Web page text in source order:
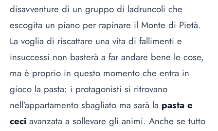
disavventure di un gruppo di ladruncoli che
escogita un piano per rapinare il Monte di Pietà.
La voglia di riscattare una vita di fallimenti e
insuccessi non basterà a far andare bene le cose,
ma è proprio in questo momento che entra in
gioco la pasta: i protagonisti si ritrovano
nell’appartamento sbagliato ma sarà la pasta e
ceci avanzata a sollevare gli animi. Anche se tutto